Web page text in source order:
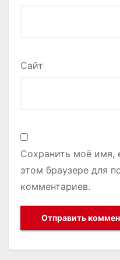
Сайт
Сохранить моё имя,
этом браузере для
комментариев.